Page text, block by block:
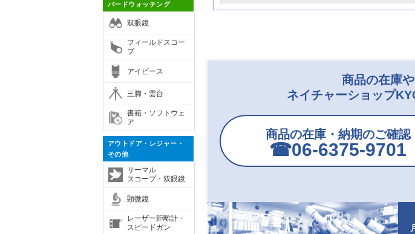
バードウォッチング
双眼鏡
フィールドスコー
プ
アイピース
三脚・雲台
書籍・ソフトウェ
ア
アウトドア・レジャー・
その他
サーマル
スコープ・双眼鏡
顕微鏡
レーザー距離計・
スピードガン
商品の在庫
ネイチャーショップ
商品の在庫・納期のご確認
☎︎06-6375-9701